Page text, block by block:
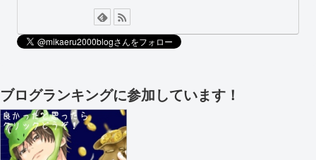
ブログランキングに参加しています！